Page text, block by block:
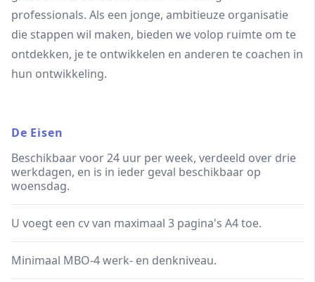
professionals. Als een jonge, ambitieuze organisatie
die stappen wil maken, bieden we volop ruimte om te
ontdekken, je te ontwikkelen en anderen te coachen in
hun ontwikkeling.
De Eisen
Beschikbaar voor 24 uur per week, verdeeld over drie
werkdagen, en is in ieder geval beschikbaar op
woensdag.
U voegt een cv van maximaal 3 pagina's A4 toe.
Minimaal MBO-4 werk- en denkniveau.